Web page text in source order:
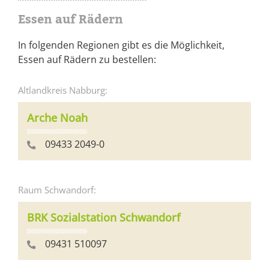
Essen auf Rädern
In folgenden Regionen gibt es die Möglichkeit,
Essen auf Rädern zu bestellen:
Altlandkreis Nabburg:
Arche Noah
09433 2049-0
Raum Schwandorf:
BRK Sozialstation Schwandorf
09431 510097